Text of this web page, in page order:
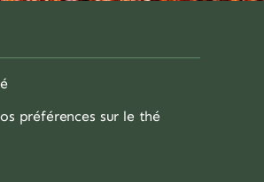
préférences sur le thé